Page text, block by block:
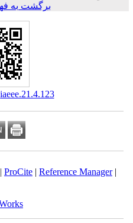
برگشت به
|ProCite|Reference Manager